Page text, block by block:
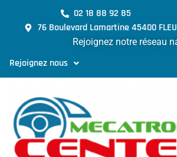
02 18 88 92 85
76 Boulevard Lamartine 45400
Rejoignez notre réseau
Rejoignez nous